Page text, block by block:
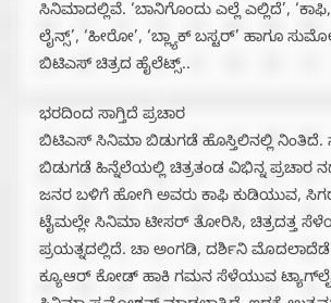
ಸಿನಿಮಾದಲ್ಲಿವೆ. ‘ಬಾನಿಗೊಂದು ಎಲ್ಲೆ ಎಲ್ಲಿದೆ’,
ಲೈನ್ಸ್’, ‘ಹೀರೋ’, ‘ಬ್ಲ್ಯಾಕ್ ಬಸ್ಟರ್’ ಹಾಗೂ
ಬಿಟಿಎಸ್ ಚಿತ್ರದ ಹೈಲೆಟ್ಸ್..
ಭರದಿಂದ ಸಾಗ್ತಿದೆ ಪ್ರಚಾರ
ಬಿಟಿಎಸ್ ಸಿನಿಮಾ ಬಿಡುಗಡೆ ಹೊಸ್ತಿಲಿನಲ್ಲಿ ನಿಂತಿದೆ.
ಬಿಡುಗಡೆ ಹಿನ್ನೆಲೆಯಲ್ಲಿ ಚಿತ್ರತಂಡ ವಿಭಿನ್ನ ಪ್ರಚಾರ
ಜನರ ಬಳಿಗೆ ಹೋಗಿ ಅವರು ಕಾಫಿ ಕುಡಿಯುವ,
ಟೈಮಲ್ಲೇ ಸಿನಿಮಾ ಟೀಸರ್ ತೋರಿಸಿ, ಚಿತ್ರದತ್ತ
ಪ್ರಯತ್ನದಲ್ಲಿದೆ. ಚಾ ಅಂಗಡಿ, ದರ್ಶಿನಿ
ಕ್ಯೂಆರ್ ಕೋಡ್ ಹಾಕಿ ಗಮನ ಸೆಳೆಯುವ